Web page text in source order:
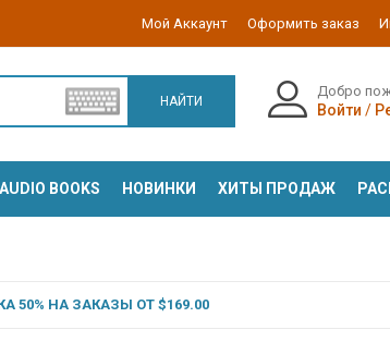
Мой Аккаунт Оформить заказ
НАЙТИ
Добро
Войти /
AUDIO BOOKS НОВИНКИ ХИТЫ ПРОДАЖ
50% НА ЗАКАЗЫ ОТ $169.00